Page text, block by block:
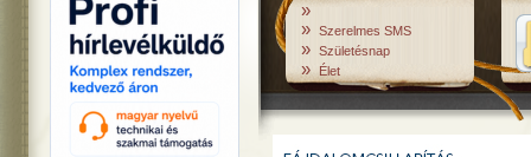
»
» Szerelmes SMS
» Születésnap
» Élet